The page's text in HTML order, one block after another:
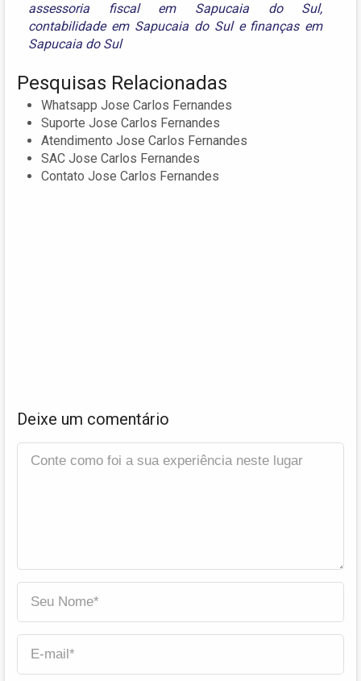
assessoria fiscal em Sapucaia do Sul,
contabilidade em Sapucaia do Sule finanças em
Sapucaia do Sul
Pesquisas Relacionadas
Whatsapp Jose Carlos Fernandes
Suporte Jose Carlos Fernandes
Atendimento Jose Carlos Fernandes
SAC Jose Carlos Fernandes
Contato Jose Carlos Fernandes
Deixe um comentário